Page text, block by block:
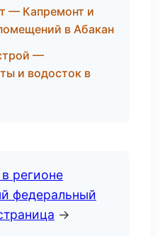
— Капремонт и
в Абакан
—
и водосток в
регионе
федеральный
→